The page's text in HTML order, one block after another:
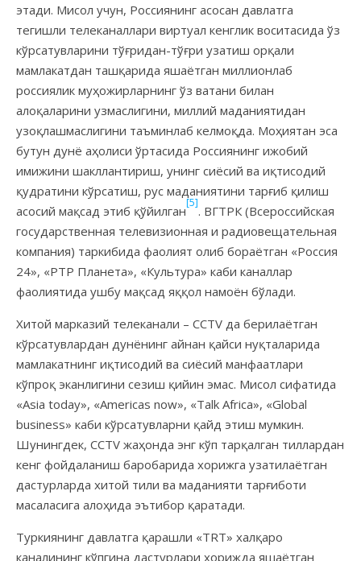
этади. Мисол учун, Россиянинг асосан давлатга
тегишли телеканаллари виртуал кенглик воситасида ўз
кўрсатувларини тўғридан-тўғри узатиш орқали
мамлакатдан ташқарида яшаётган миллионлаб
россиялик муҳожирларнинг ўз ватани билан
алоқаларини узмаслигини, миллий маданиятидан
узоқлашмаслигини таъминлаб келмоқда. Моҳиятан эса
бутун дунё аҳолиси ўртасида Россиянинг ижобий
имижини шакллантириш, унинг сиёсий ва иқтисодий
қудратини кўрсатиш, рус маданиятини тарғиб қилиш
асосий мақсад этиб қўйилган
[5]
. ВГТРК (Всероссийская
государственная телевизионная и радиовещательная
компания) таркибида фаолият олиб бораётган «Россия
24», «РТР Планета», «Культура» каби каналлар
фаолиятида ушбу мақсад яққол намоён бўлади.
Хитой марказий телеканали – CCTV да берилаётган
кўрсатувлардан дунёнинг айнан қайси нуқталарида
мамлакатнинг иқтисодий ва сиёсий манфаатлари
кўпроқ эканлигини сезиш қийин эмас. Мисол сифатида
«Asia today», «Americas now», «Talk Africa», «Global
business» каби кўрсатувларни қайд этиш мумкин.
Шунингдек, CCTV жаҳонда энг кўп тарқалган тиллардан
кенг фойдаланиш баробарида хорижга узатилаётган
дастурларда хитой тили ва маданияти тарғиботи
масаласига алоҳида эътибор қаратади.
Туркиянинг давлатга қарашли «TRT» халқаро
каналининг кўпгина дастурлари хорижда яшаётган